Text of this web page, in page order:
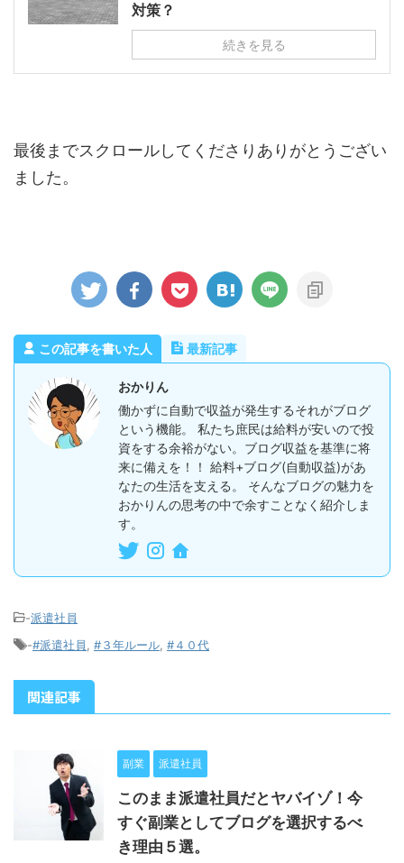
対策？
続きを見る
最後までスクロールしてくださりありがとうござい
ました。
この記事を書いた人 最新記事
おかりん
働かずに自動で収益が発生するそれがブログ
という機能。 私たち庶民は給料が安いので投
資をする余裕がない。ブログ収益を基準に将
来に備えを！！ 給料+ブログ(自動収益)があ
なたの生活を支える。 そんなブログの魅力を
おかりんの思考の中で余すことなく紹介しま
す。
-派遣社員
-#派遣社員 #３年ルール #４０代
関連記事
副業 派遣社員
このまま派遣社員だとヤバイゾ！今
すぐ副業としてブログを選択するべ
き理由５選。